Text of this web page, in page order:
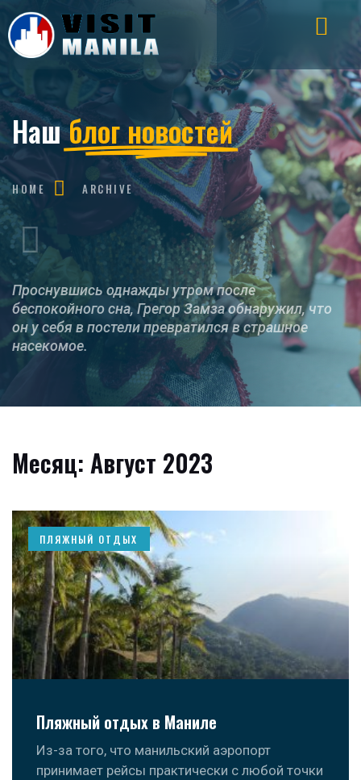
Нашблог новостей
HOME ARCHIVE
Проснувшись однажды утром после
беспокойного сна, Грегор Замза обнаружил, что
он у себя в постели превратился в страшное
насекомое.
Месяц: Август 2023
ПЛЯЖНЫЙ ОТДЫХ
Пляжный отдых в Маниле
Из-за того, что манильский аэропорт
принимает рейсы практически с любой точки